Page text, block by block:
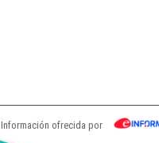
Información ofrecida por